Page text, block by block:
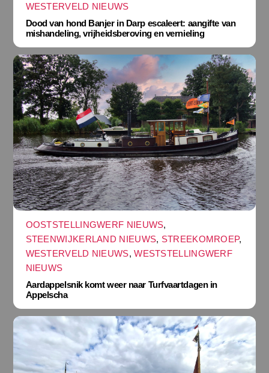
WESTERVELD NIEUWS
Dood van hond Banjer in Darp escaleert: aangifte van
mishandeling, vrijheidsberoving en vernieling
OOSTSTELLINGWERF NIEUWS,
STEENWIJKERLAND NIEUWS, STREEKOMROEP,
WESTERVELD NIEUWS,WESTSTELLINGWERF
NIEUWS
Aardappelsnik komt weer naar Turfvaartdagen in
Appelscha